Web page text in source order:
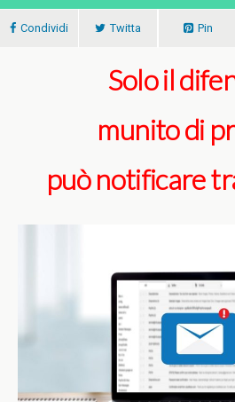
Condividi Twitta Pin
Solo il
munito di
può notificare